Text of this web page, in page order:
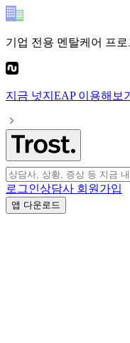
기업 전용 멘탈케어 프로
지금 넛지EAP이용해보기
로그인상담사 회원가입
앱 다운로드